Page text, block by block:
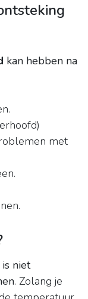
kan hebben na
met
niet
. Zolang je